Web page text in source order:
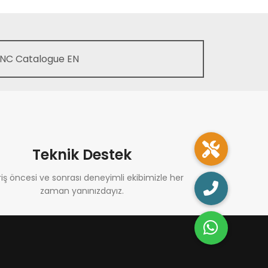
Catalogue EN
Teknik Destek
öncesi ve sonrası deneyimli ekibimizle her
zaman yanınızdayız.